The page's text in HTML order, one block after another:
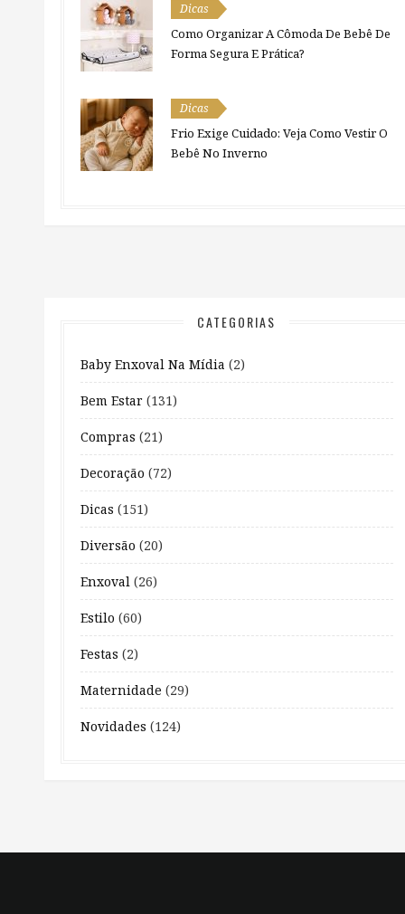
Dicas
Como Organizar A Cômoda De Bebê De
Forma Segura E Prática?
Dicas
Frio Exige Cuidado: Veja Como Vestir O
Bebê No Inverno
CATEGORIAS
Baby Enxoval Na Mídia (2)
Bem Estar (131)
Compras (21)
Decoração (72)
Dicas (151)
Diversão (20)
Enxoval (26)
Estilo (60)
Festas (2)
Maternidade (29)
Novidades (124)